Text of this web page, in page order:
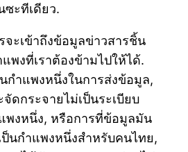
ะทีเดียว.
จะเข้าถึงข้อมูลข่าวสารชิ้น
พงที่เราต้องข้ามไปให้ได้.
กำแพงหนึ่งในการส่งข้อมูล,
ดกระจายไม่เป็นระเบียบ
พงหนึ่ง, หรือการที่ข้อมูลมัน
ป็นกำแพงหนึ่งสำหรับคนไทย,